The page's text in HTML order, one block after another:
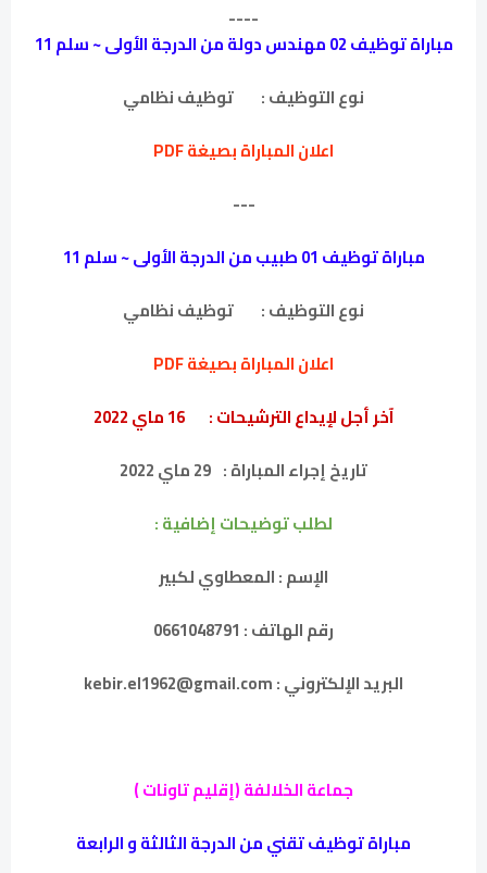
----
مباراة توظيف 02 مهندس دولة من الدرجة الأولى ~ سلم 11
نوع التوظيف :
توظيف نظامي
اعلان المباراة بصيغة PDF
---
مباراة توظيف 01 طبيب من الدرجة الأولى ~ سلم 11
نوع التوظيف :
توظيف نظامي
اعلان المباراة بصيغة PDF
آخر أجل لإيداع الترشيحات :
16 ماي 2022
تاريخ إجراء المباراة : 29 ماي 2022
لطلب توضيحات إضافية :
الإسم : المعطاوي لكبير
رقم الهاتف : 0661048791
البريد الإلكتروني : kebir.el1962@gmail.com
جماعة الخلالفة (إقليم تاونات )
مباراة توظيف تقني من الدرجة الثالثة و الرابعة